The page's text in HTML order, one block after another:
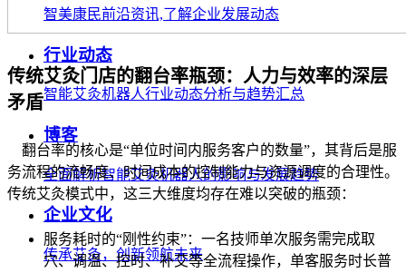
智美康民前沿资讯,了解企业发展动态
行业动态
智能艾灸机器人行业动态分析与趋势汇总
博客
全面解析智能艾灸机器人的影响与发展趋势
企业文化
传承艾灸，创新领航未来
传统艾灸门店的翻台率瓶颈：人力与效率的深层
矛盾
翻台率的核心是“单位时间内服务客户的数量”，其背后是服
务流程的流畅度、时间成本的控制能力与资源调度的合理性。
传统艾灸模式中，这三大维度均存在难以突破的瓶颈：
服务耗时的“刚性约束”：一名技师单次服务需完成取
穴、调温、控时、补艾等全流程操作，单客服务时长普